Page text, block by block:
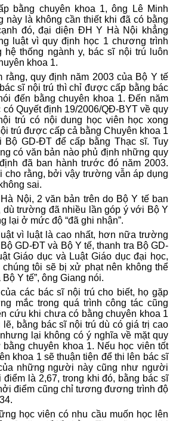
bằng chuyên khoa 1, ông Lê Minh
này là không cần thiết khi đã có bằng
đó, đại diện ĐH Y Hà Nội khẳng
luật vì quy định học 1 chương trình
hệ thống ngành y, bác sĩ nội trú luôn
khoa 1.
rằng, quy định năm 2003 của Bộ Y tế
sĩ nội trú thì chỉ được cấp bằng bác
đến bằng chuyên khoa 1. Đến năm
có Quyết định 19/2006/QĐ-BYT về quy
trú có nội dung học viên học xong
trú được cấp cả bằng Chuyên khoa 1
GD-ĐT để cấp bằng Thạc sĩ. Tuy
có văn bản nào phủ định những quy
đã ban hành trước đó năm 2003.
rằng, bởi vậy trường vẫn áp dụng
sai.
Nội, 2 văn bản trên do Bộ Y tế ban
dù trường đã nhiều lần góp ý với Bộ Y
lại ở mức độ “đã ghi nhận”.
vì luật là cao nhất, hơn nữa trường
GD-ĐT và Bộ Y tế, thanh tra Bộ GD-
Giáo dục và Luật Giáo dục đại học,
tôi sẽ bị xử phạt nên không thể
Y tế”, ông Giang nói.
các bác sĩ nội trú cho biết, họ gặp
mắc trong quá trình công tác cũng
cứu khi chưa có bằng chuyên khoa 1
bằng bác sĩ nội trú dù có giá trị cao
lại không có ý nghĩa về mặt quy
chuyên khoa 1. Nếu học viên tốt
khoa 1 sẽ thuận tiện để thi lên bác sĩ
những người này cũng như người
là 2,67, trong khi đó, bằng bác sĩ
điểm cũng chỉ tương đương trình độ
học viên có nhu cầu muốn học lên